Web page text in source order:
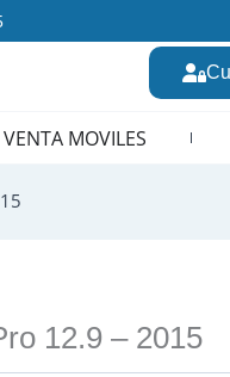
REPARACION
VENTA MOVILES
12.9 – 2015